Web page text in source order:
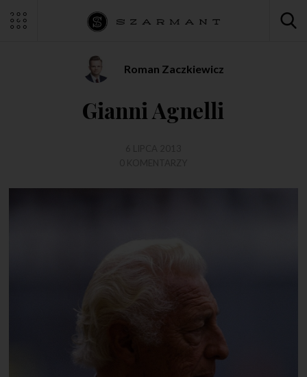
Roman Zaczkiewicz
Gianni Agnelli